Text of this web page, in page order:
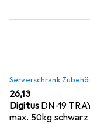
Serverschrank
EUR
26,13
Digitus DN-19
max. 50kg schwarz